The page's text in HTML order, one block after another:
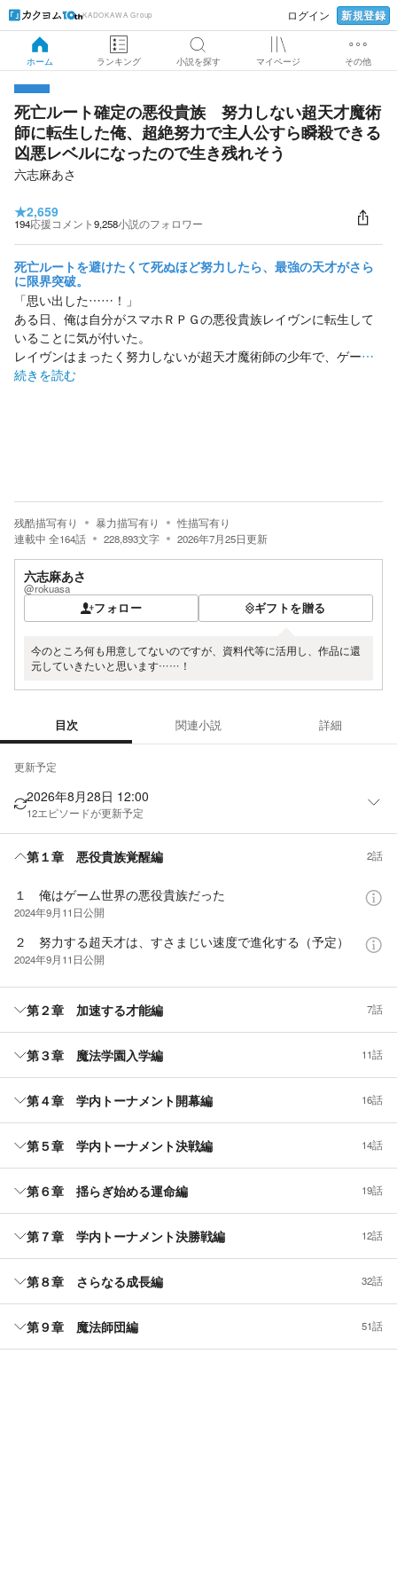
KADOKAWA Group ログイン 新規登録
ホーム ランキング 小説を探す マイページ その他
死亡ルート確定の悪役貴族 努力しない超天才魔術
師に転生した俺、超絶努力で主人公すら瞬殺できる
凶悪レベルになったので生き残れそう
六志麻あさ
★2,659
194応援コメント9,258小説のフォロワー
死亡ルートを避けたくて死ぬほど努力したら、最強の天才がさら
に限界突破。
「思い出した……！」
ある日、俺は自分がスマホＲＰＧの悪役貴族レイヴンに転生して
いることに気が付いた。
レイヴンはまったく努力しないが超天才魔術師の少年で、ゲー…
続きを読む
残酷描写有り 暴力描写有り
性描写有り
連載中 全164話 228,893文字 2026年7月25日更新
六志麻あさ
@rokuasa
フォロー ギフトを贈る
今のところ何も用意してないのですが、資料代等に活用し、作品に還
元していきたいと思います……！
目次 関連小説 詳細
更新予定
2026年8月28日 12:00
12エピソードが更新予定
第１章 悪役貴族覚醒編 2話
１ 俺はゲーム世界の悪役貴族だった
2024年9月11日公開
２ 努力する超天才は、すさまじい速度で進化する（予定）
2024年9月11日公開
第２章 加速する才能編 7話
第３章 魔法学園入学編 11話
第４章 学内トーナメント開幕編 16話
第５章 学内トーナメント決戦編 14話
第６章 揺らぎ始める運命編 19話
第７章 学内トーナメント決勝戦編 12話
第８章 さらなる成長編 32話
第９章 魔法師団編 51話